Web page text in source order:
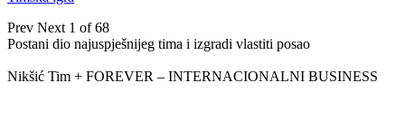
Prev Next 1 of 68
Postani dio najuspješnijeg tima i izgradi vlastiti posao
Nikšić Tim + FOREVER – INTERNACIONALNI BUSINESS